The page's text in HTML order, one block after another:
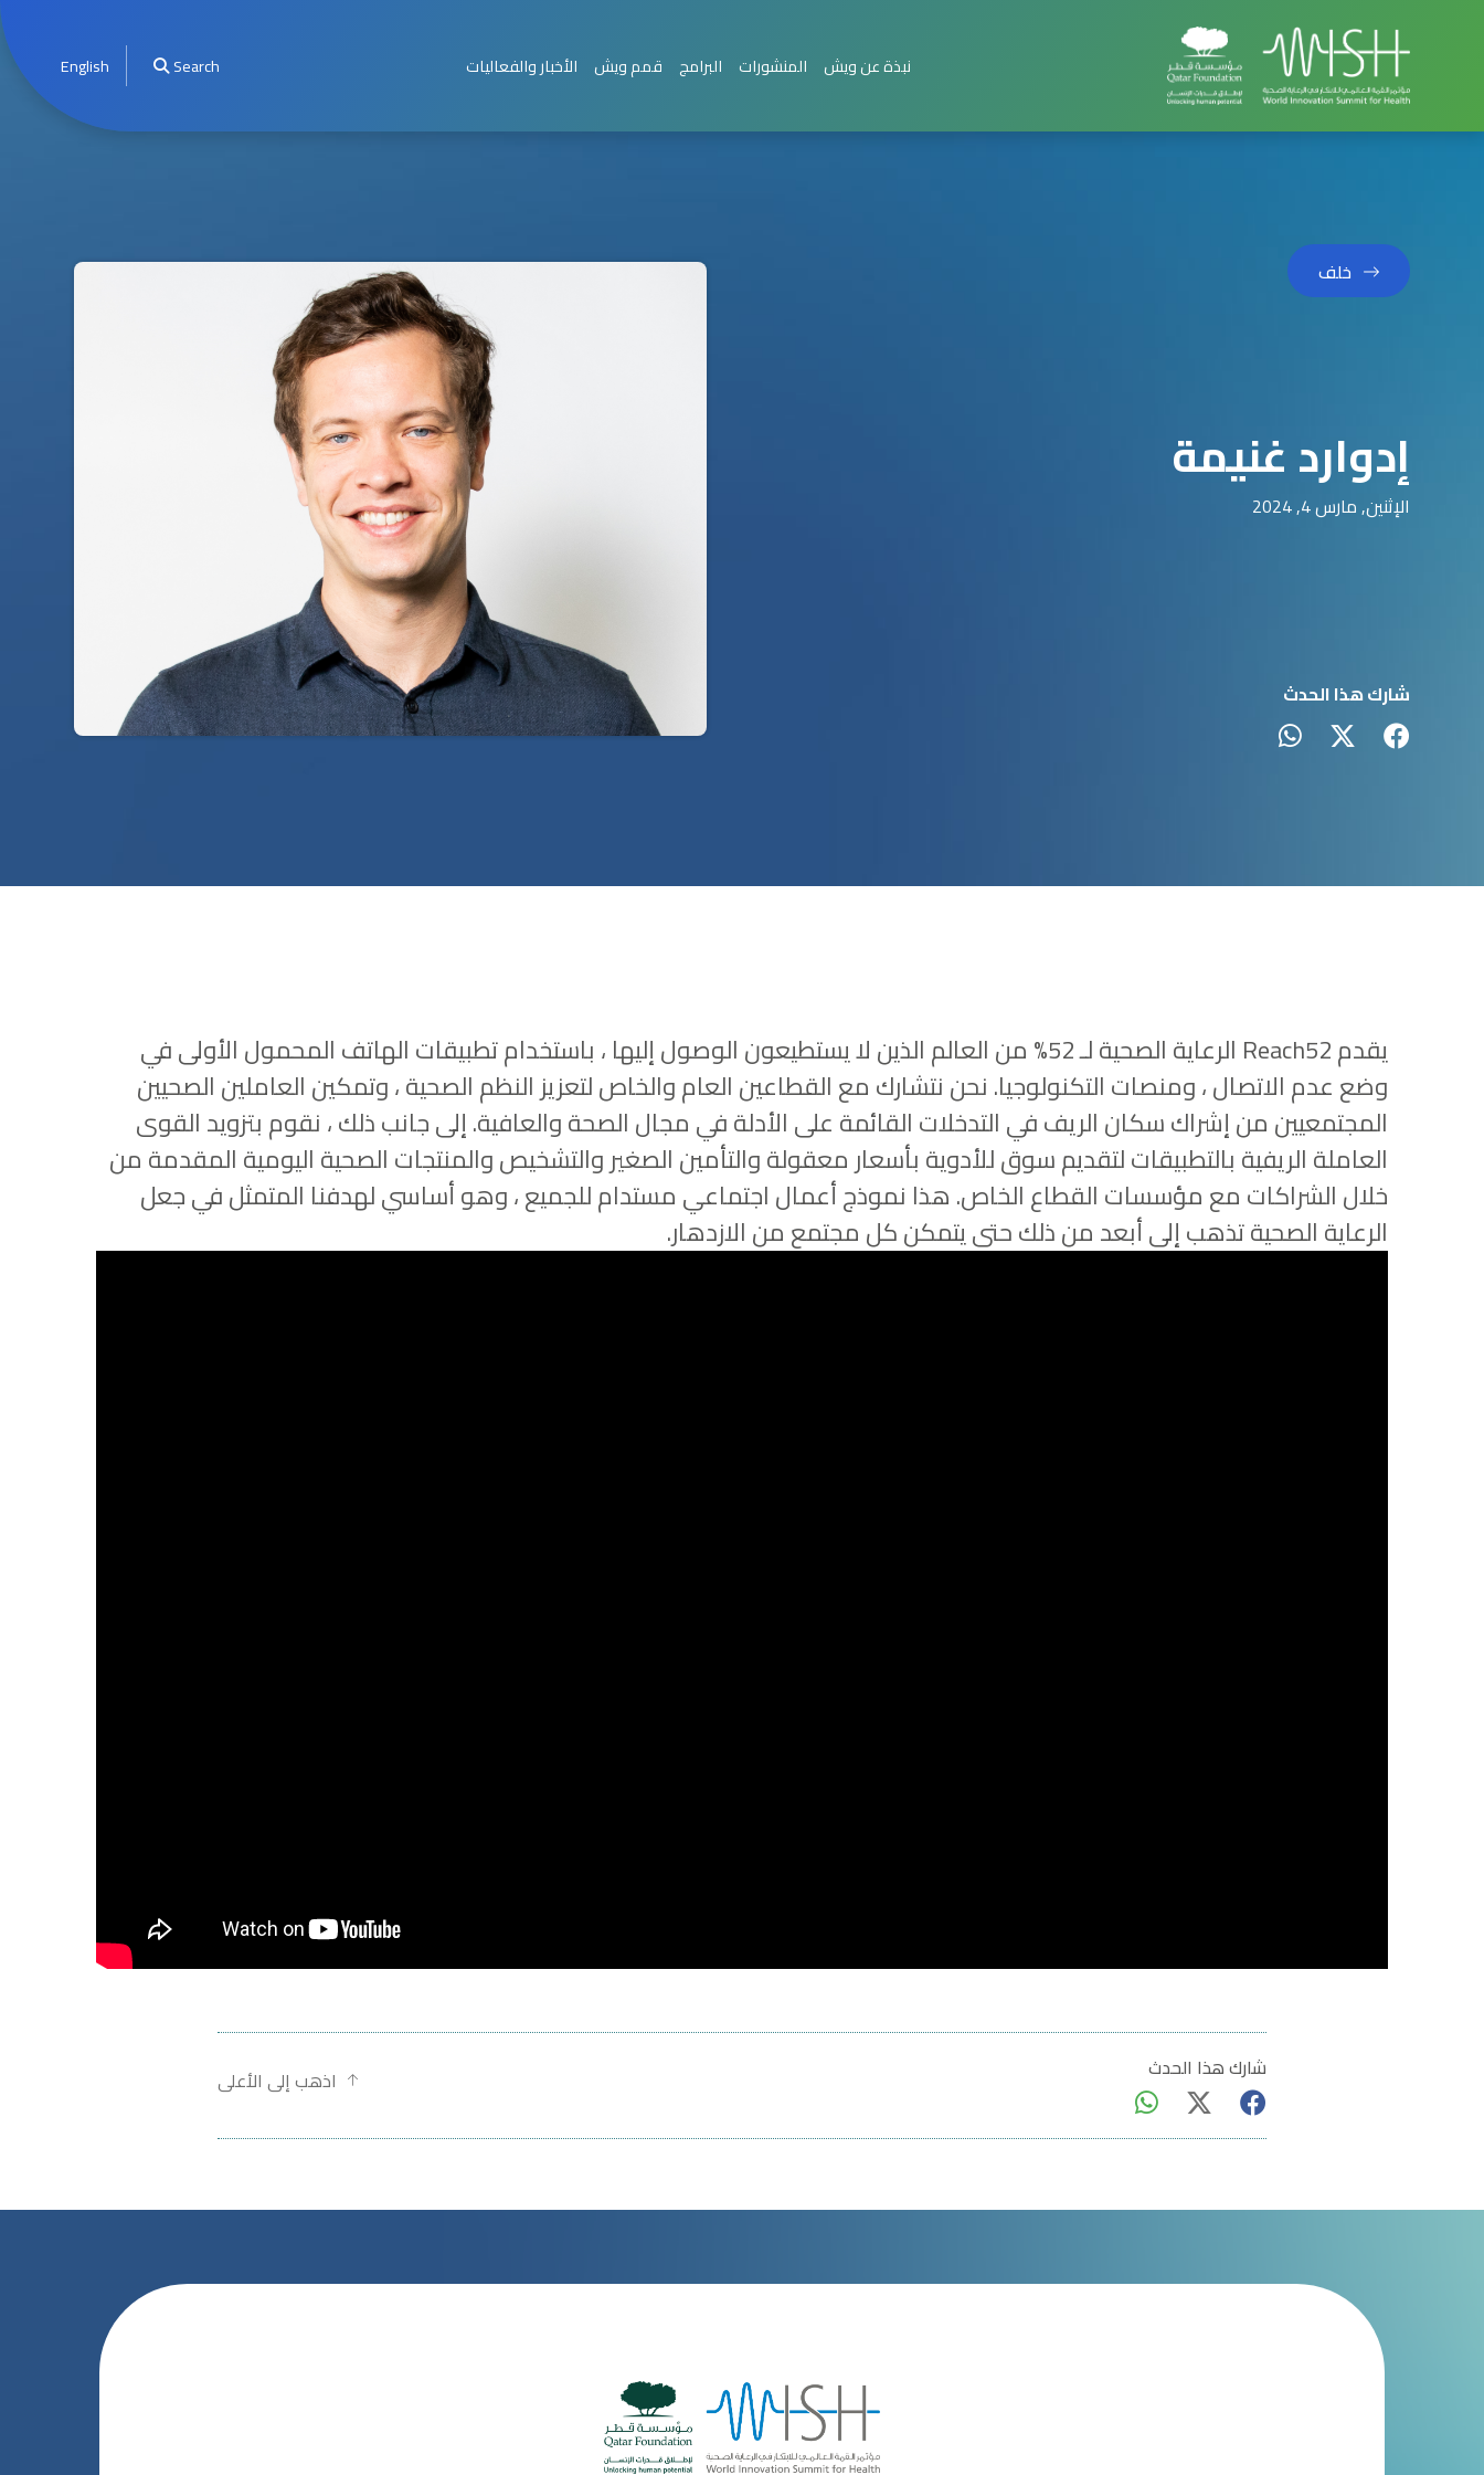
نبذة عن ويش المنشورات البرامج قمم ويش الأخبار والفعاليات Search
English
خلف
إدوارد غنيمة
الإثنين, مارس 4, 2024
شارك هذا الحدث
يقدم Reach52 الرعاية الصحية لـ 52% من العالم الذين لا يستطيعون الوصول إليها ، باستخدام تطبيقات الهاتف المحمول الأولى في
وضع عدم الاتصال ، ومنصات التكنولوجيا. نحن نتشارك مع القطاعين العام والخاص لتعزيز النظم الصحية ، وتمكين العاملين الصحيين
المجتمعيين من إشراك سكان الريف في التدخلات القائمة على الأدلة في مجال الصحة والعافية. إلى جانب ذلك ، نقوم بتزويد القوى
العاملة الريفية بالتطبيقات لتقديم سوق للأدوية بأسعار معقولة والتأمين الصغير والتشخيص والمنتجات الصحية اليومية المقدمة من
خلال الشراكات مع مؤسسات القطاع الخاص. هذا نموذج أعمال اجتماعي مستدام للجميع ، وهو أساسي لهدفنا المتمثل في جعل
الرعاية الصحية تذهب إلى أبعد من ذلك حتى يتمكن كل مجتمع من الازدهار.
شارك هذا الحدث اذهب إلى الأعلى